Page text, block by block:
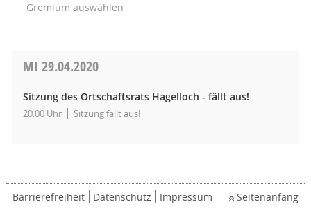
Gremium auswählen
MI 29.04.2020
Sitzung des Ortschaftsrats Hagelloch - fällt aus!
20:00 Uhr Sitzung fällt aus!
Barrierefreiheit Datenschutz Impressum Seitenanfang